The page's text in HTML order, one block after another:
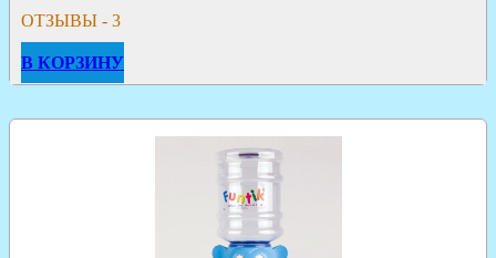
ОТЗЫВЫ - 3
В КОРЗИНУ